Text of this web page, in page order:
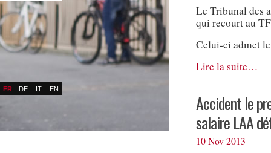
FR DE IT EN
Le Tribunal des
qui recourt au
Celui-ci admet
Lire la suite…
Accident le
salaire LAA
10 Nov 2013